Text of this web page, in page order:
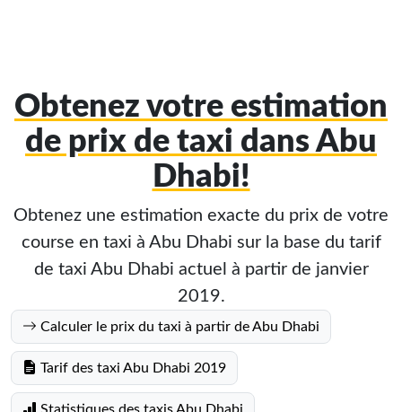
Obtenez votre estimation
de prix de taxi dans Abu
Dhabi!
Obtenez une estimation exacte du prix de votre
course en taxi à Abu Dhabi sur la base du tarif
de taxi Abu Dhabi actuel à partir de janvier
2019.
Calculer le prix du taxi à partir de Abu Dhabi
Tarif des taxi Abu Dhabi 2019